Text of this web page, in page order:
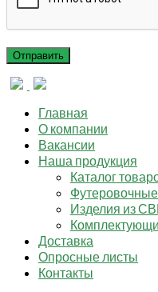
Главная
О компании
Вакансии
Наша продукция
Каталог
Изделия из
Доставка
Опросные листы
Контакты